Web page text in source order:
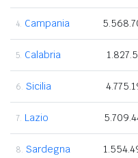
4. Campania
5. Calabria
6. Sicilia
7. Lazio
8. Sardegna